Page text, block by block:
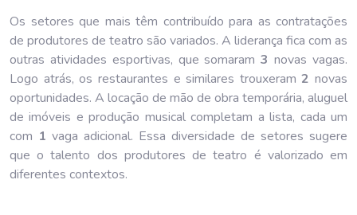
Os setores que mais têm contribuído para as contratações
de produtores de teatro são variados. A liderança fica com as
outras atividades esportivas, que somaram3 novas vagas.
Logo atrás, os restaurantes e similares trouxeram2 novas
oportunidades. A locação de mão de obra temporária, aluguel
de imóveis e produção musical completam a lista, cada um
com 1 vaga adicional. Essa diversidade de setores sugere
que o talento dos produtores de teatro é valorizado em
diferentes contextos.